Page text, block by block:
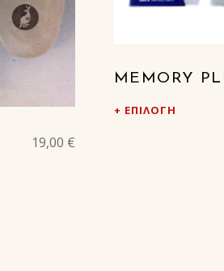
19,00 €
MEMORY
ΕΠΙΛΟΓΉ